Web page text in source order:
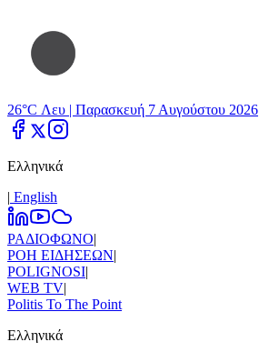
26°C Λευ | Παρασκευή 7 Αυγούστου 2026
Ελληνικά
| Εnglish
ΡΑΔΙΟΦΩΝΟ|
ΡΟΗ ΕΙΔΗΣΕΩΝ|
POLIGNOSI|
WEB TV|
Politis To The Point
Ελληνικά